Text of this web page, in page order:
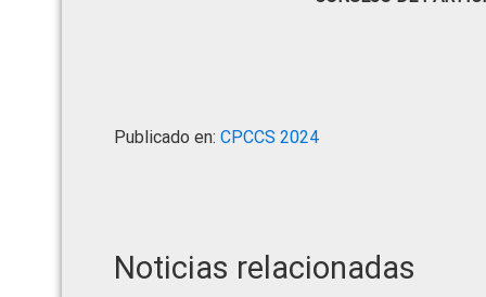
Publicado en: CPCCS 2024
Noticias relacionadas